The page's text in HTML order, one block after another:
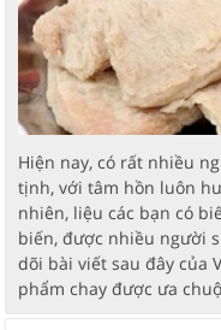
Hiện nay, có rất nhiều
tịnh, với tâm hồn luôn
nhiên, liệu các bạn có
biến, được nhiều người
dõi bài viết sau đây của
phẩm chay được ưa